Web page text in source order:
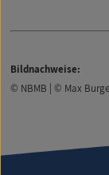
Bildnachweise:
© NBMB | © Max